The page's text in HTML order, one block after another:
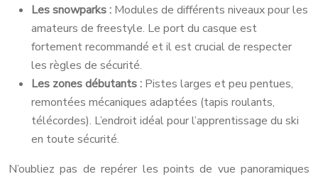
Les snowparks : Modules de différents niveaux pour les
amateurs de freestyle. Le port du casque est
fortement recommandé et il est crucial de respecter
les règles de sécurité.
Les zones débutants : Pistes larges et peu pentues,
remontées mécaniques adaptées (tapis roulants,
télécordes). L’endroit idéal pour l’apprentissage du ski
en toute sécurité.
N’oubliez pas de repérer les points de vue panoramiques